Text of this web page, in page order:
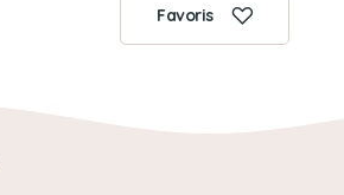
Favoris